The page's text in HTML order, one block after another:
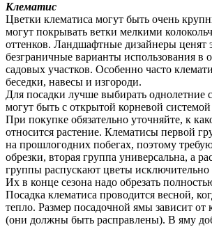
Клематис
Цветки клематиса могут быть очень
могут покрывать ветки мелкими
оттенков. Ландшафтные дизайнеры ценят
безграничные варианты использования в
садовых участков. Особенно часто
беседки, навесы и изгороди.
Для посадки лучше выбирать
могут быть с открытой корневой
При покупке обязательно уточняйте, к
относится растение. Клематисы первой
на прошлогодних побегах, поэтому
обрезки, вторая группа универсальна, а
группы распускают цветы исключительно
Их в конце сезона надо обрезать
Посадка клематиса проводится весной,
тепло. Размер посадочной ямы зависит от
(они должны быть расправлены). В яму